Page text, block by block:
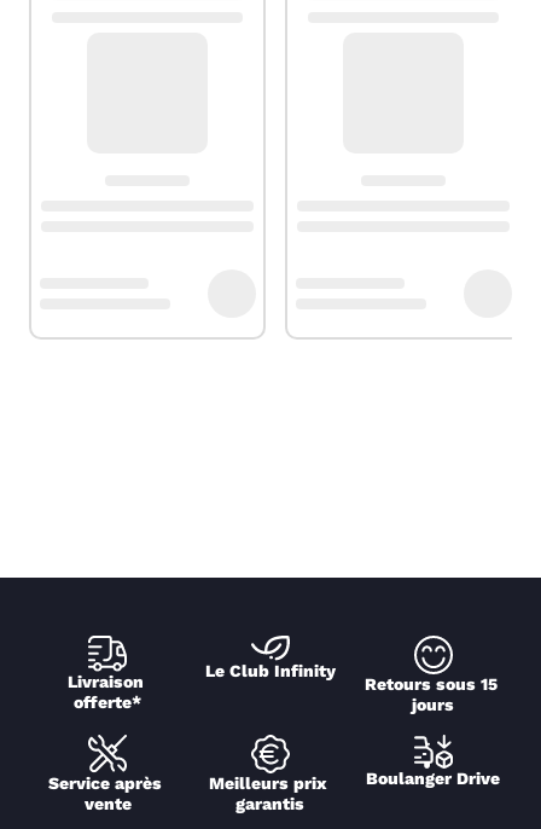
Livraison
offerte*
Le Club Infinity
Retours sous 15
jours
Service après
vente
Meilleurs prix
garantis
Boulanger Drive